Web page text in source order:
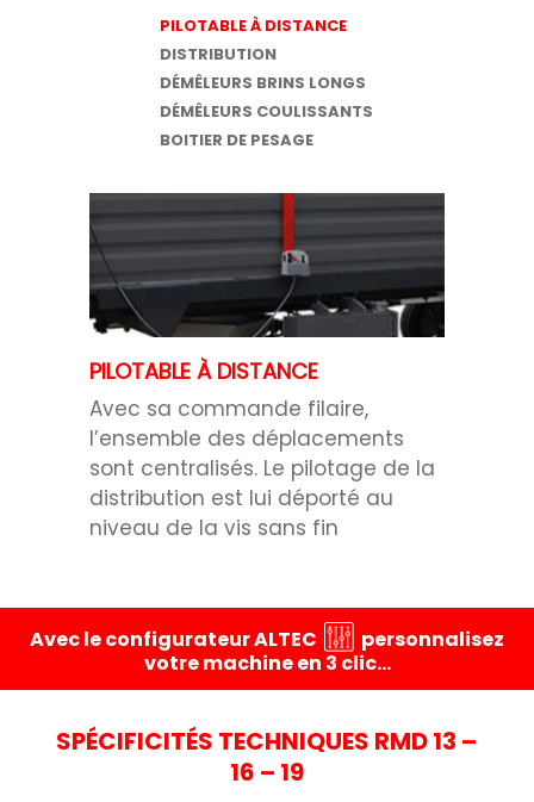
PILOTABLE À DISTANCE
DISTRIBUTION
DÉMÊLEURS BRINS LONGS
DÉMÊLEURS COULISSANTS
BOITIER DE PESAGE
PILOTABLE À DISTANCE
Avec sa commande filaire,
l’ensemble des déplacements
sont centralisés. Le pilotage de la
distribution est lui déporté au
niveau de la vis sans fin
Avec le configurateur ALTEC
personnalisez
votre machine en 3 clic…
SPÉCIFICITÉS TECHNIQUES RMD 13 –
16 – 19